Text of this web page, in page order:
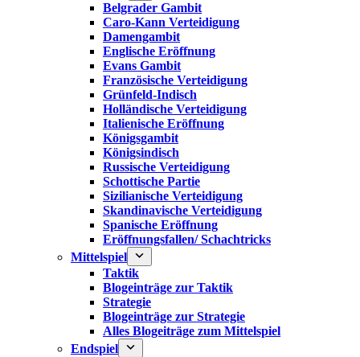
Belgrader Gambit
Caro-Kann Verteidigung
Damengambit
Englische Eröffnung
Evans Gambit
Französische Verteidigung
Grünfeld-Indisch
Holländische Verteidigung
Italienische Eröffnung
Königsgambit
Königsindisch
Russische Verteidigung
Schottische Partie
Sizilianische Verteidigung
Skandinavische Verteidigung
Spanische Eröffnung
Eröffnungsfallen/ Schachtricks
Mittelspiel
Taktik
Blogeinträge zur Taktik
Strategie
Blogeinträge zur Strategie
Alles Blogeiträge zum Mittelspiel
Endspiel